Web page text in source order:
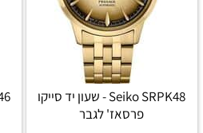
Seiko SRPK48 - שעון יד סייקו
פרסאז' לגבר